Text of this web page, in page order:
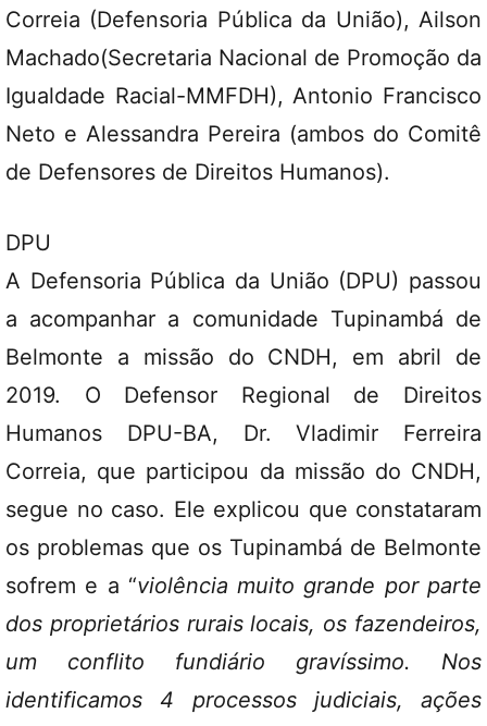
Correia (Defensoria Pública da União), Ailson
Machado(Secretaria Nacional de Promoção da
Igualdade Racial-MMFDH), Antonio Francisco
Neto e Alessandra Pereira (ambos do Comitê
de Defensores de Direitos Humanos).
DPU
A Defensoria Pública da União (DPU) passou
a acompanhar a comunidade Tupinambá de
Belmonte a missão do CNDH, em abril de
2019. O Defensor Regional de Direitos
Humanos DPU-BA, Dr. Vladimir Ferreira
Correia, que participou da missão do CNDH,
segue no caso. Ele explicou que constataram
os problemas que os Tupinambá de Belmonte
sofrem e a “violência muito grande por parte
dos proprietários rurais locais, os fazendeiros,
um conflito fundiário gravíssimo. Nos
identificamos 4 processos judiciais, ações